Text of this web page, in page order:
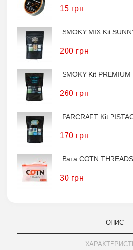
15 грн
SMOKY MIX Kit
200 грн
SMOKY Kit PREMIUM
260 грн
PARCRAFT Kit
170 грн
Вата COTN THREADS
30 грн
ОПИС